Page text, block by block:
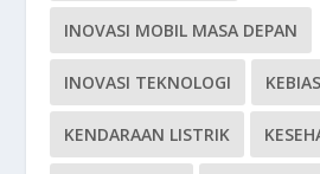
INOVASI MOBIL MASA DEPAN
INOVASI TEKNOLOGI
KENDARAAN LISTRIK